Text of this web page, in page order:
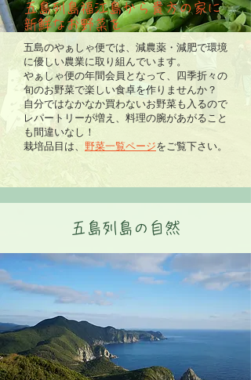
五島列島福江島から貴方の家に
新鮮なお野菜を
五島のやぁしゃ便では、減農薬・減肥で環境
に優しい農業に取り組んでいます。
やぁしゃ便の年間会員となって、四季折々の
旬のお野菜で楽しい食卓を作りませんか？
自分ではなかなか買わないお野菜も入るので
レパートリーが増え、料理の腕があがること
も間違いなし！
​栽培品目は、 野菜一覧ページをご覧下さい。
五島列島の自然